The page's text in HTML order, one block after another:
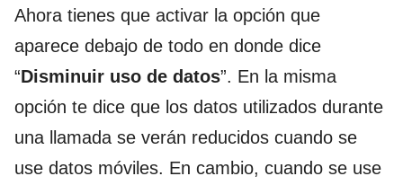
Ahora tienes que activar la opción que
aparece debajo de todo en donde dice
“Disminuir uso de datos”. En la misma
opción te dice que los datos utilizados durante
una llamada se verán reducidos cuando se
use datos móviles. En cambio, cuando se use